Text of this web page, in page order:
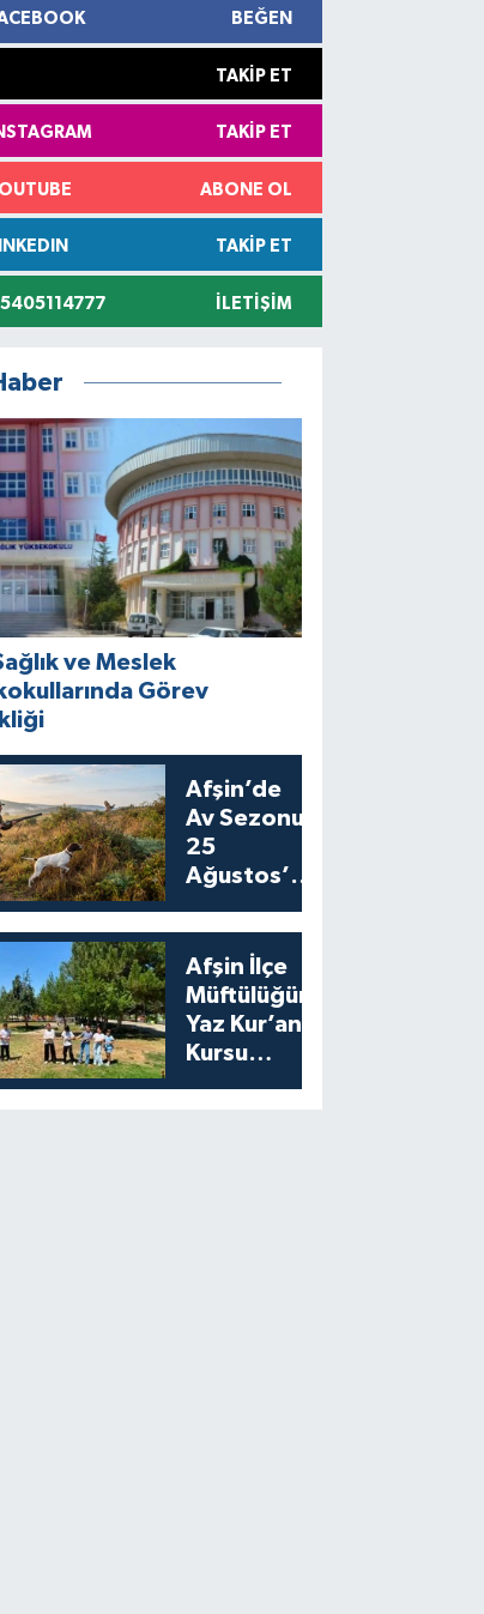
BEĞEN
TAKIP ET
TAKIP ET
ABONE OL
TAKIP ET
İLETIŞIM
ve Meslek
Görev
Afşin’de
Av Sezonu
25
Ağustos’ta
Avıyla
Açılıyor
Afşin İlçe
Müftülüğünden
Yaz Kur’an
Kursu